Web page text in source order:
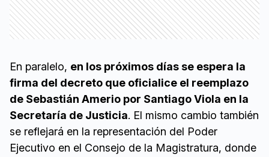
En paralelo, en los próximos días se espera la
firma del decreto que oficialice el reemplazo
de Sebastián Amerio por Santiago Viola en la
Secretaría de Justicia. El mismo cambio también
se reflejará en la representación del Poder
Ejecutivo en el Consejo de la Magistratura, donde